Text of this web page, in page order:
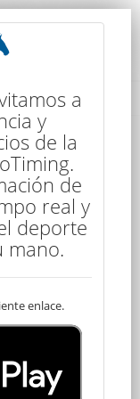
6:00
a
y
de la
de
real y
deporte
mano.
enlace.